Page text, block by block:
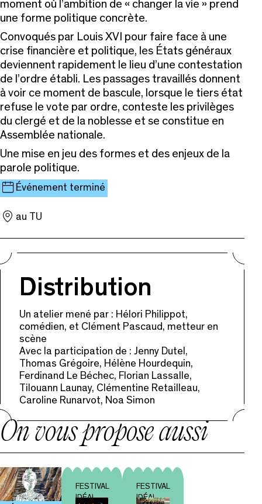
moment où l’ambition de « changer la vie » prend
une forme politique concrète.
Convoqués par Louis XVI pour faire face à une
crise financière et politique, les États généraux
deviennent rapidement le lieu d’une contestation
de l’ordre établi. Les passages travaillés donnent
à voir ce moment de bascule, lorsque le tiers état
refuse le vote par ordre, conteste les privilèges
du clergé et de la noblesse et se constitue en
Assemblée nationale.
Une mise en jeu des formes et des enjeux de la
parole politique.
Événement terminé
au TU
Distribution
Un atelier mené par : Hélori Philippot,
comédien, et Clément Pascaud, metteur en
scène
Avec la participation de : Jenny Dutel,
Thomas Grégoire, Hélène Hourdequin,
Ferdinand Le Béchec, Florian Lassalle,
Tilouann Launay, Clémentine Retailleau,
Caroline Runarvot, Noa Simon
On vous propose aussi
FESTIVAL
IDÉAL
FESTIVAL
IDÉAL